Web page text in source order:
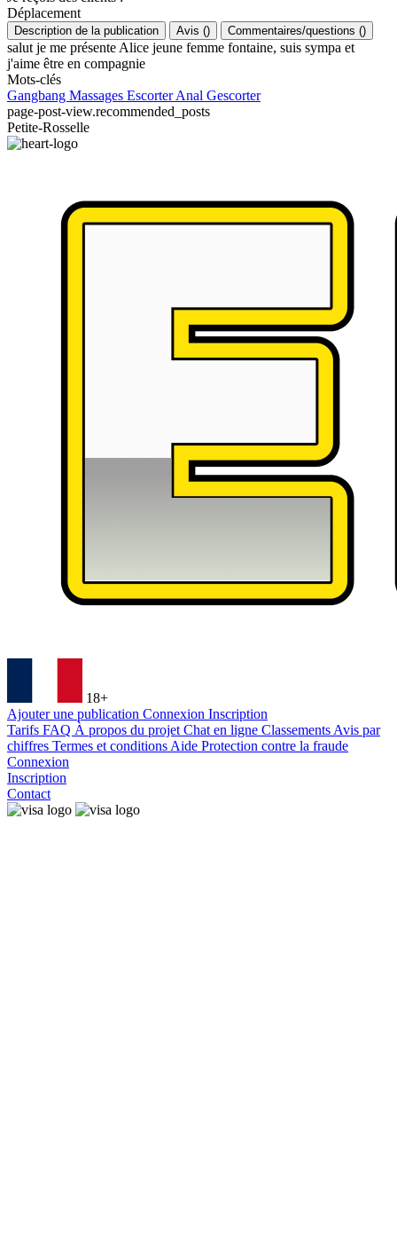
Déplacement
Description de la publication Avis () Commentaires/questions ()
salut je me présente Alice jeune femme fontaine, suis sympa et
j'aime être en compagnie
Mots-clés
Gangbang Massages EscorterAnal Gescorter
page-post-view.recommended_posts
Petite-Rosselle
18+
Ajouter une publication Connexion Inscription
Tarifs FAQ À propos du projet Chat en ligne Classements Avis par
chiffres Termes et conditions Aide Protection contre la fraude
Connexion
Inscription
Contact